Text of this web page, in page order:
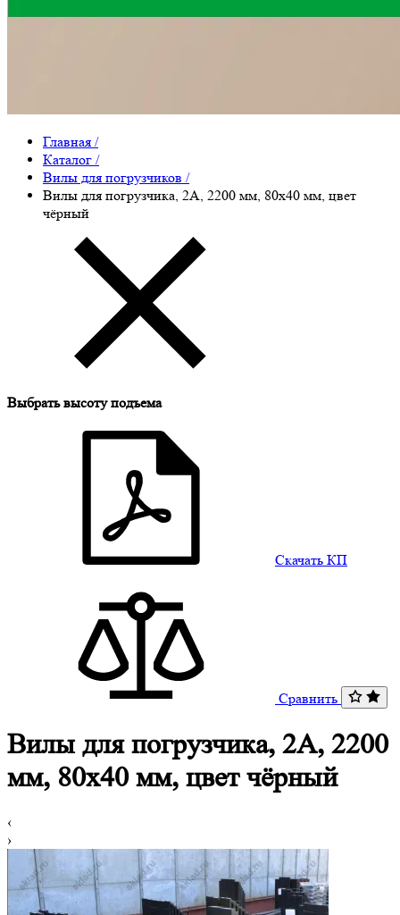
Главная /
Каталог /
Вилы для погрузчиков /
Вилы для погрузчика, 2A, 2200 мм, 80x40 мм, цвет
чёрный
Выбрать высоту подъема
Скачать КП
Сравнить
Вилы для погрузчика, 2A, 2200
мм, 80x40 мм, цвет чёрный
‹
›